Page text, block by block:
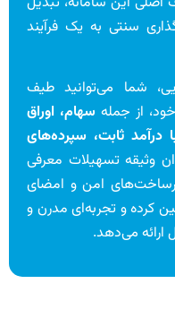
سنتی به یک فرآیند
شما می‌توانید طیف
از جمله سهام، اوراق
درآمد ثابت، سپرده‌های
وثیقه تسهیلات معرفی
امن و امضای
کرده و تجربه‌ای مدرن و
ارائه می‌دهد.